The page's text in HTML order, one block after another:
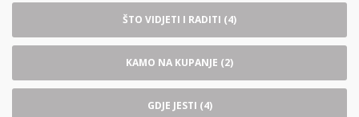
ŠTO VIDJETI I RADITI (4)
KAMO NA KUPANJE (2)
GDJE JESTI (4)